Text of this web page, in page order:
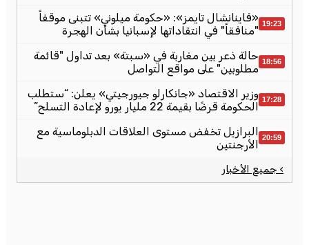
19:23 «فاينانشال تايمز»: «حكومة ميلوني» تتبنى موقفاً
"منافقاً" في انتقاداتها لإسبانيا بشأن الهجرة
18:56 حالة ذعر بين مغاربة في «سبتة» بعد تداول "قائمة
مطلوبين" على مواقع التواصل
17:28 وزير الاقتصاد «جانكارلو جيورجيتي» يعلن: “ستطلب
الحكومة قرضًا بقيمة 22 مليار يورو لإعادة التسلح”
20:59 البرازيل تخفض مستوى العلاقات الدبلوماسية مع
الأرجنتين
› جميع الأخبار